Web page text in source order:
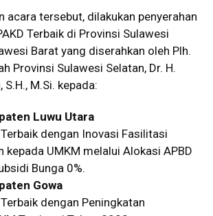
acara tersebut, dilakukan penyerahan
Terbaik di Provinsi Sulawesi
Barat yang diserahkan oleh Plh.
Provinsi Sulawesi Selatan, Dr. H.
M.Si. kepada:
Luwu Utara
dengan Inovasi Fasilitasi
kepada UMKM melalui Alokasi APBD
Bunga 0%.
Gowa
dengan Peningkatan